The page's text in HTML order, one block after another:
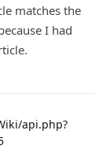
matches the
I had
api.php?